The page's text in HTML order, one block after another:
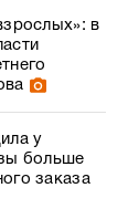
в
у
больше
заказа